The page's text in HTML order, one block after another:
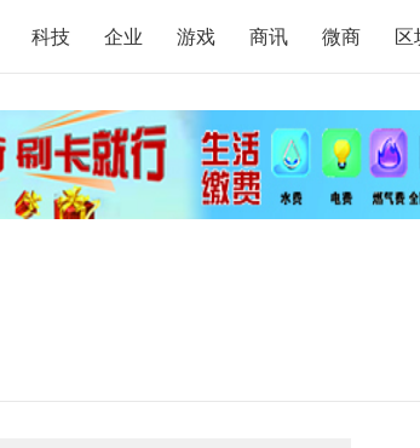
科技 企业 游戏 商讯 微商 区